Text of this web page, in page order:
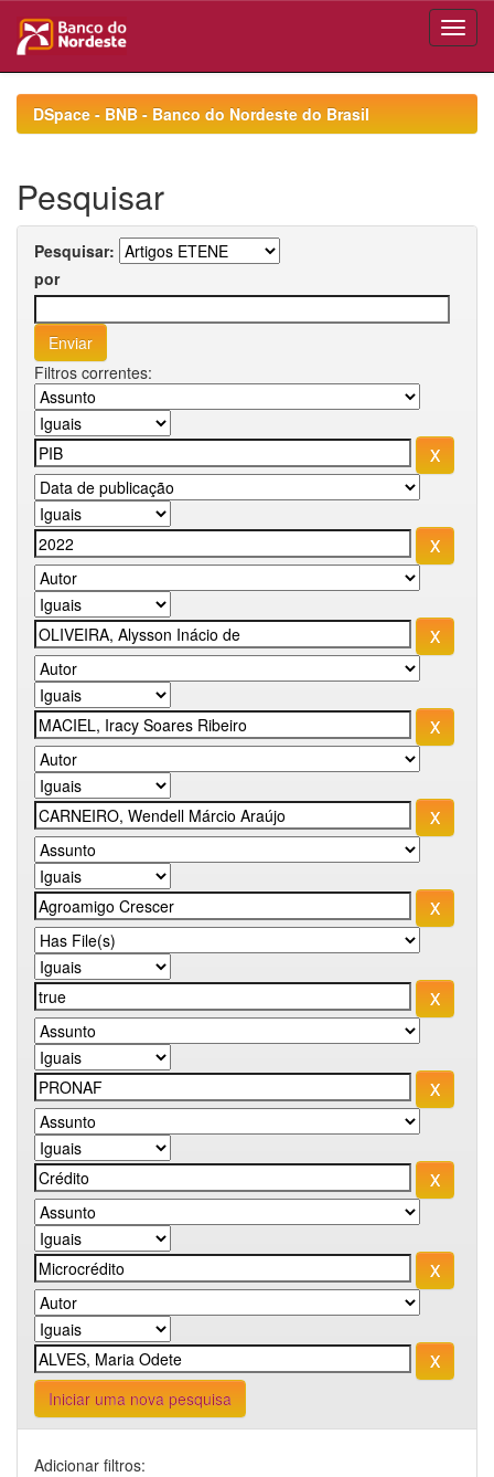
navigationDSpace - BNB - Banco do Nordeste do Brasil
Pesquisar
Pesquisar:
por
Filtros correntes:
Iniciar uma nova pesquisa
Adicionar filtros: